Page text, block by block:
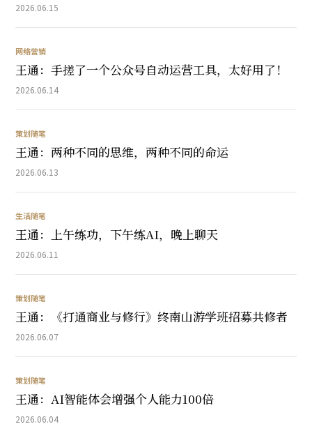
2026.06.15
网络营销
王通：手搓了一个公众号自动运营工具，太好用了！
2026.06.14
策划随笔
王通：两种不同的思维，两种不同的命运
2026.06.13
生活随笔
王通：上午练功，下午练AI，晚上聊天
2026.06.11
策划随笔
王通：《打通商业与修行》终南山游学班招募共修者
2026.06.07
策划随笔
王通：AI智能体会增强个人能力100倍
2026.06.04